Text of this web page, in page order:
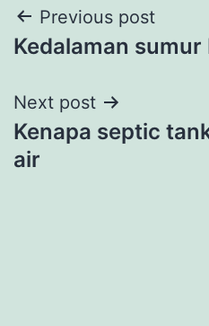
Post
navigation
Previous post
Kedalaman
Next post
Kenapa septic
air